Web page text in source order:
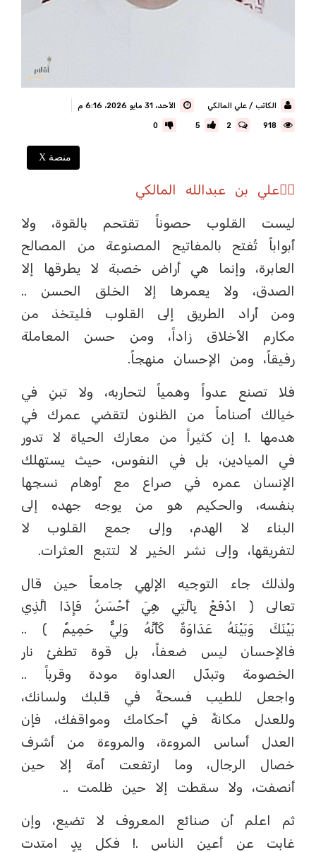
الكاتب / علي المالكي الأحد، 31 مايو 2026، 6:16 م
2
5
0
منصة X
✍🏼علي بن عبدالله المالكي
ليست القلوب حصوناً تقتحم بالقوة، ولا
أبواباً تُفتح بالمفاتيح المصنوعة من المصالح
العابرة، وإنما هي أراض خصبة لا يطرقها إلا
الصدق، ولا يعمرها إلا الخلق الحسن ..
ومن أراد الطريق إلى القلوب فليتخذ من
مكارم الأخلاق زاداً، ومن حسن المعاملة
رفيقاً، ومن الإحسان منهجاً.
فلا تصنع عدواً وهمياً لتحاربه، ولا تبنِ في
خيالك أصناماً من الظنون لتقضي عمرك في
هدمها .! إن كثيراً من معارك الحياة لا تدور
في الميادين، بل في النفوس، حيث يستهلك
الإنسان عمره في صراع مع أوهام نسجها
بنفسه، والحكيم هو من يوجه جهده إلى
البناء لا الهدم، وإلى جمع القلوب لا
لتفريقها، وإلى نشر الخير لا لتتبع العثرات.
ولذلك جاء التوجيه الإلهي جامعاً حين قال
تعالى ﴿ ادْفَعْ بِالَّتِي هِيَ أَحْسَنُ فَإِذَا الَّذِي
بَيْنَكَ وَبَيْنَهُ عَدَاوَةٌ كَأَنَّهُ وَلِيٌّ حَمِيمٌ ﴾ ..
فالإحسان ليس ضعفاً، بل قوة تطفئ نار
الخصومة وتبدّل العداوة مودة وقرباً ..
واجعل للطيب فسحةً في قلبك ولسانك،
وللعدل مكانةً في أحكامك ومواقفك، فإن
العدل أساس المروءة، والمروءة من أشرف
خصال الرجال، وما ارتفعت أمة إلا حين
أنصفت، ولا سقطت إلا حين ظلمت ..
ثم اعلم أن صنائع المعروف لا تضيع، وإن
غابت عن أعين الناس .! فكل يدٍ امتدت